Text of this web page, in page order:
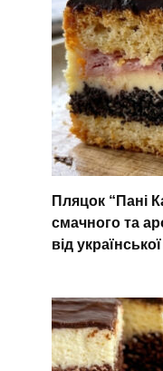
Пляцок “Пані
смачного та
від